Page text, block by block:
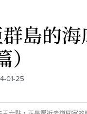
島的
01-25